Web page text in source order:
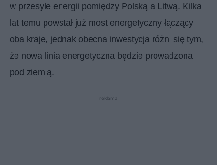
w przesyle energii pomiędzy Polską a Litwą. Kilka
lat temu powstał już most energetyczny łączący
oba kraje, jednak obecna inwestycja różni się tym,
że nowa linia energetyczna będzie prowadzona
pod ziemią.
reklama